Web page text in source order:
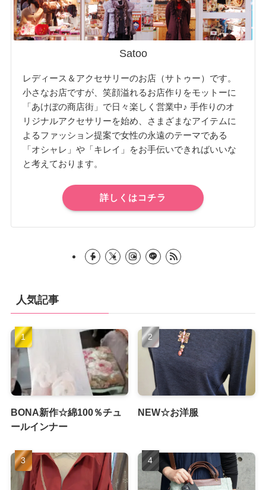
Satoo
レディース＆アクセサリーのお店（サトゥー）です。
小さなお店ですが、笑顔溢れるお店作りをモットーに
「あけぼの商店街」で日々楽しく営業中♪ 手作りのオ
リジナルアクセサリーを始め、さまざまなアイテムに
よるファッション提案で女性の永遠のテーマである
「オシャレ」や「キレイ」をお手伝いできればいいな
と考えております。
詳しくはコチラ
人気記事
BONA新作☆綿100％チュ
ールインナー
NEW☆お洋服